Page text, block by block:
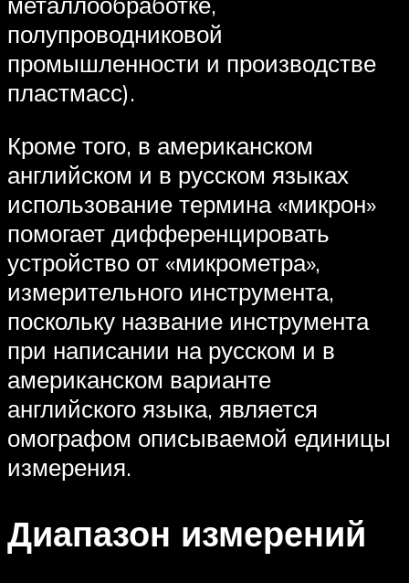
полупроводниковой
промышленности и производстве
пластмасс).
Кроме того, в американском
английском и в русском языках
использование термина «микрон»
помогает дифференцировать
устройство от «микрометра»,
измерительного инструмента,
поскольку название инструмента
при написании на русском и в
американском варианте
английского языка, является
омографом описываемой единицы
измерения.
Диапазон измерений